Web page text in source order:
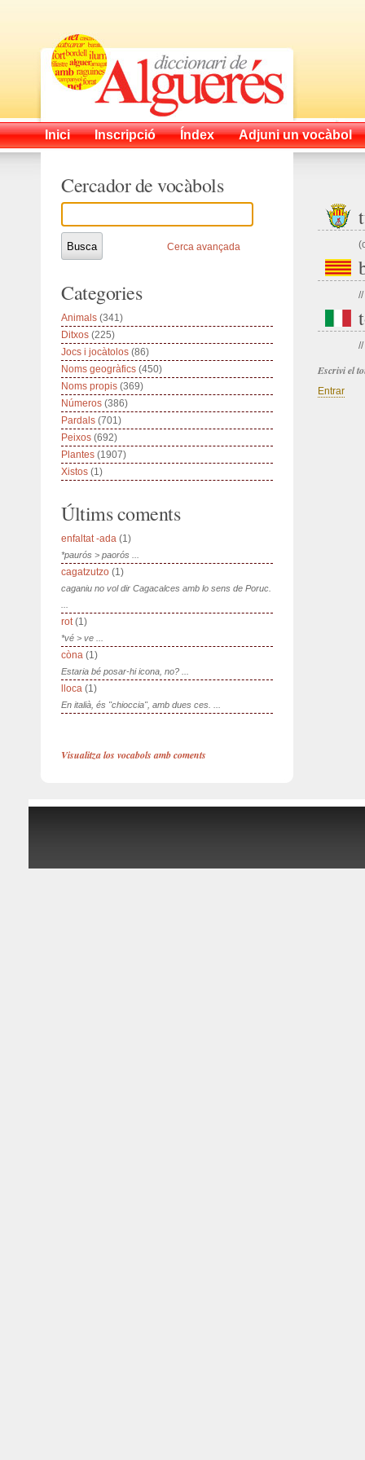
Inici Inscripció Índex Adjuni un vocàbol
//
//
Escrivi el
Entrar
Cercador de vocàbols
Cerca avançada
Categories
Animals (341)
Ditxos (225)
Jocs i jocàtolos (86)
Noms geogràfics (450)
Noms propis (369)
Números (386)
Pardals (701)
Peixos (692)
Plantes (1907)
Xistos (1)
Últims coments
enfaltat -ada (1)
*paurós > paorós ...
cagatzutzo (1)
caganiu no vol dir Cagacalces amb lo sens de Poruc.
rot(1)
*vé > ve ...
còna (1)
Estaria bé posar-hi icona, no? ...
lloca (1)
En italià, és "chioccia", amb dues ces. ...
Visualitza los vocabols amb coments